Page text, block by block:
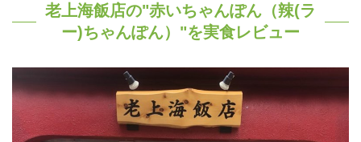
老上海飯店の"赤いちゃんぽん（辣(ラ
ー)ちゃんぽん）"を実食レビュー